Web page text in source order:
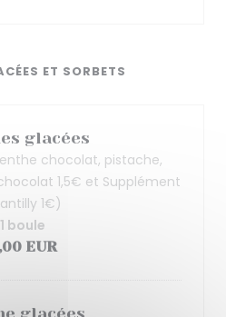
ET SORBETS
glacées
chocolat, pistache,
1,5€ et Supplément
1€)
EUR
1 boule
glacées